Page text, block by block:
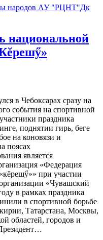
народов АУ "РЦНТ"Дк
национальной
в Чебоксарах сразу на
события на спортивной
праздника
поднятии гирь, беге
на коновязи и
поясах
является
«Федерация
при участии
«Чувашский
в рамках праздника
в спортивной борьбе
Татарстана, Москвы,
областей, городов и